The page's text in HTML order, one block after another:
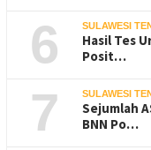
6 SULAWESI
Hasil Tes
Posit…
7 SULAWESI
Sejumlah
BNN Po…